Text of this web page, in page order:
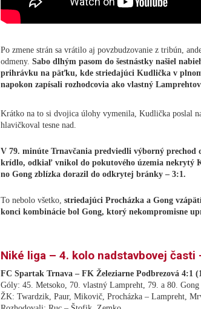
Po zmene strán sa vrátilo aj povzbudzovanie z tribún,
odmeny. Sabo dlhým pasom do šestnástky našiel
prihrávku na päťku, kde striedajúci Kudlička v
napokon zapísali rozhodcovia ako vlastný
Krátko na to si dvojica úlohy vymenila, Kudlička poslal
hlavičkoval tesne nad.
V 79. minúte Trnavčania predviedli výborný
krídlo, odkiaľ vnikol do pokutového územia nekrytý
no Gong zblízka dorazil do odkrytej bránky – 3:1.
To nebolo všetko, striedajúci Procházka a Gong
konci kombinácie bol Gong, ktorý nekompromisne
Niké liga – 4. kolo nadstavbovej
FC Spartak Trnava – FK Železiarne Podbrezová 4:1
Góly: 45. Metsoko, 70. vlastný Lampreht, 79. a 80.
ŽK: Twardzik, Paur, Mikovič, Procházka – Lampreht,